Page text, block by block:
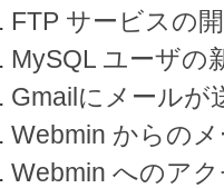
FTP サービスの
MySQL ユーザの
Gmailにメールが
Webmin からの
Webmin へのア